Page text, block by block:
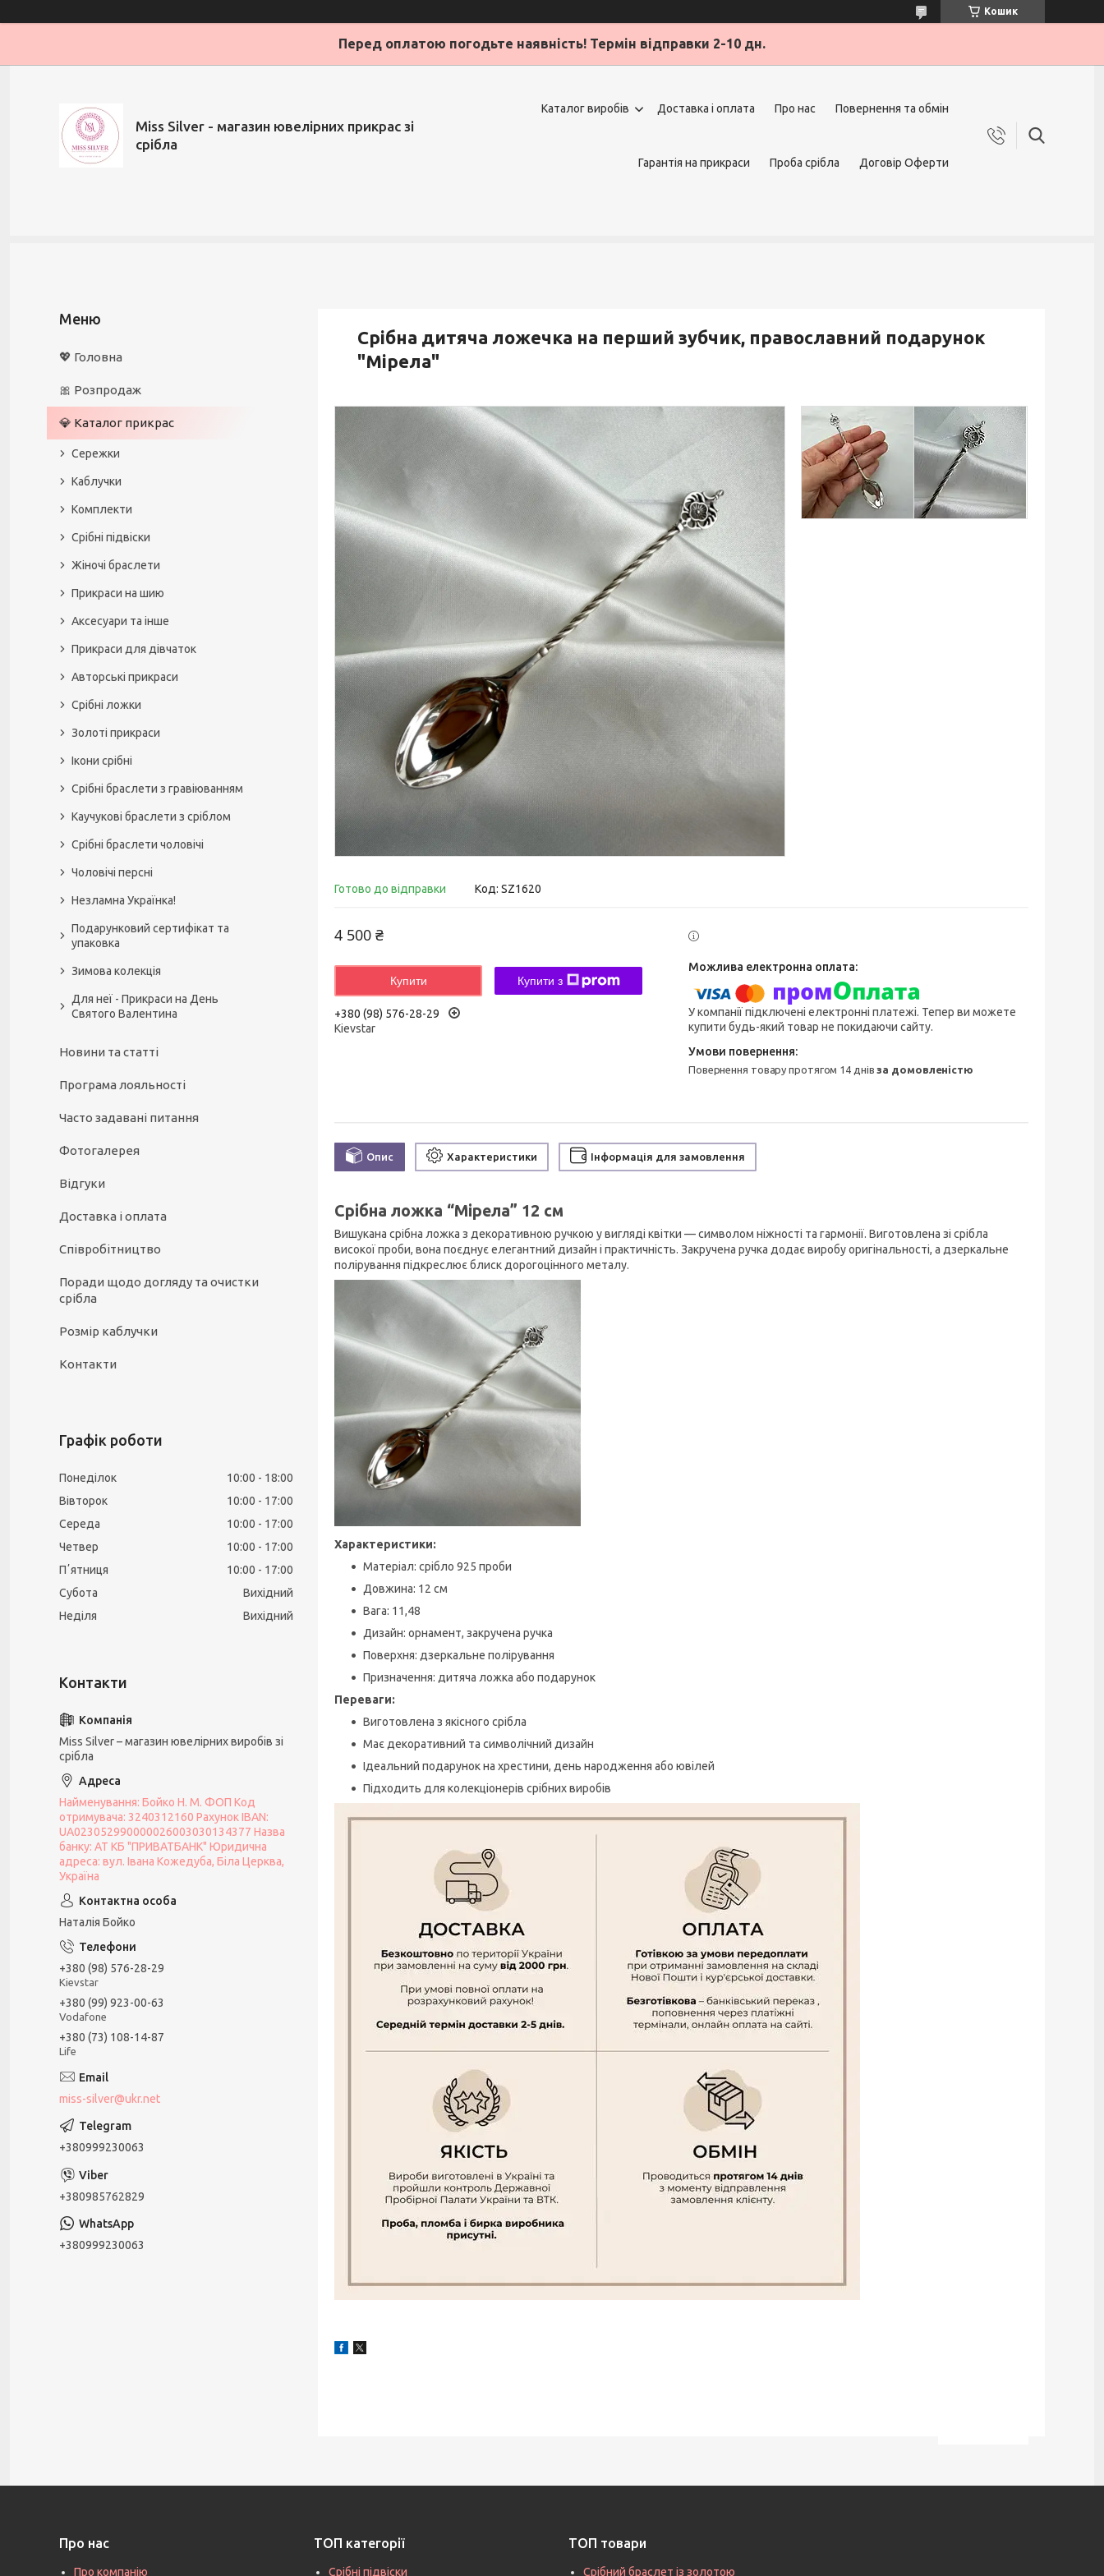
Кошик
Перед оплатою погодьте наявність! Термін відправки 2-10 дн.
Miss Silver - магазин ювелірних прикрас зі
срібла
Каталог виробів Доставка і оплата Про нас Повернення та обмін
Гарантія на прикраси Проба срібла Договір Оферти
Срібна дитяча ложечка на перший зубчик, православний подарунок
"Мірела"
Готово до відправки Код: SZ1620
4 500 ₴
Купити Купити з
+380 (98) 576-28-29
Kievstar
У компанії підключені електронні платежі. Тепер ви можете
купити будь-який товар не покидаючи сайту.
повернення товару протягом 14 днівза домовленістю
Опис Характеристики Інформація для замовлення
Срібна ложка “Мірела” 12 см
Вишукана срібна ложка з декоративною ручкою у вигляді квітки — символом ніжності та гармонії. Виготовлена зі срібла
високої проби, вона поєднує елегантний дизайн і практичність. Закручена ручка додає виробу оригінальності, а дзеркальне
полірування підкреслює блиск дорогоцінного металу.
Характеристики:
Матеріал: срібло 925 проби
Довжина: 12 см
Вага: 11,48
Дизайн: орнамент, закручена ручка
Поверхня: дзеркальне полірування
Призначення: дитяча ложка або подарунок
Переваги:
Виготовлена з якісного срібла
Має декоративний та символічний дизайн
Ідеальний подарунок на хрестини, день народження або ювілей
Підходить для колекціонерів срібних виробів
💖 Головна
🎀 Розпродаж
💎 Каталог прикрас
Сережки
Каблучки
Комплекти
Срібні підвіски
Жіночі браслети
Прикраси на шию
Аксесуари та інше
Прикраси для дівчаток
Авторські прикраси
Срібні ложки
Золоті прикраси
Ікони срібні
Срібні браслети з гравіюванням
Каучукові браслети з сріблом
Срібні браслети чоловічі
Чоловічі персні
Незламна Українка!
Подарунковий сертифікат та
упаковка
Зимова колекція
Для неї - Прикраси на День
Святого Валентина
Новини та статті
Програма лояльності
Часто задавані питання
Фотогалерея
Відгуки
Доставка і оплата
Співробітництво
Поради щодо догляду та очистки
срібла
Розмір каблучки
Контакти
Графік роботи
Понеділок 10:00
18:00
Вівторок
10:00
17:00
Середа
10:00
17:00
Четвер
10:00
17:00
Пʼятниця
10:00
17:00
Субота
Вихідний
Неділя
Вихідний
Miss Silver – магазин ювелірних виробів зі
срібла
Найменування: Бойко Н. М. ФОП Код
отримувача: 3240312160 Рахунок IBAN:
UA023052990000026003030134377 Назва
банку: АТ КБ "ПРИВАТБАНК" Юридична
адреса: вул. Івана Кожедуба, Біла Церква,
Україна
Наталія Бойко
+380 (98) 576-28-29
Kievstar
+380 (99) 923-00-63
Vodafone
+380 (73) 108-14-87
Life
miss-silver@ukr.net
+380999230063
+380985762829
+380999230063
Про нас
Про компанію
ТОП категорії
Срібні підвіски
ТОП товари
Срібний браслет із золотою